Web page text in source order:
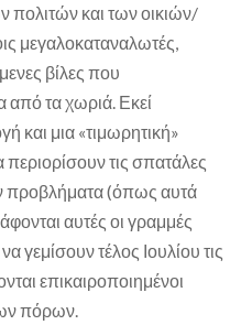
και των οικιών/
μεγαλοκαταναλωτές,
βίλες που
τα χωριά. Εκεί
και μια «τιμωρητική»
περιορίσουν τις σπατάλες
προβλήματα (όπως αυτά
αυτές οι γραμμές
γεμίσουν τέλος Ιουλίου τις
επικαιροποιημένοι
πόρων.